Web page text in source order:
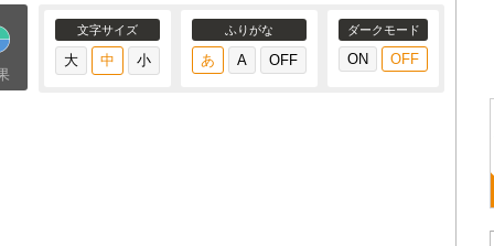
文字サイズ ふりがな ダークモード